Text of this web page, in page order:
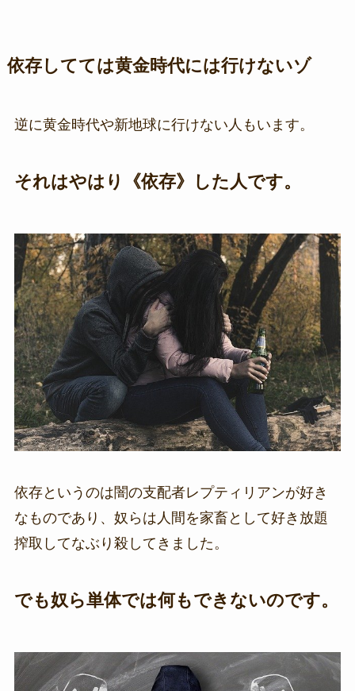
依存してては黄金時代には行けないゾ
逆に黄金時代や新地球に行けない人もいます。
それはやはり《依存》した人です。
依存というのは闇の支配者レプティリアンが好き
なものであり、奴らは人間を家畜として好き放題
搾取してなぶり殺してきました。
でも奴ら単体では何もできないのです。